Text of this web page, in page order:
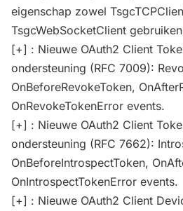
eigenschap zowel
TsgcWebSocketClient
[+] : Nieuwe OAuth2 Client
ondersteuning (RFC 7009):
OnBeforeRevokeToken,
OnRevokeTokenError events.
[+] : Nieuwe OAuth2 Client
ondersteuning (RFC 7662):
OnBeforeIntrospectToken,
OnIntrospectTokenError events.
[+] : Nieuwe OAuth2 Client